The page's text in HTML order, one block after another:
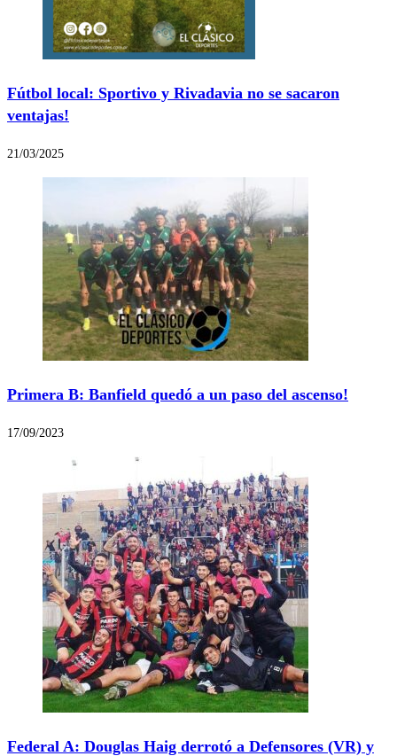
Fútbol local: Sportivo y Rivadavia no se sacaron
ventajas!
21/03/2025
Primera B: Banfield quedó a un paso del ascenso!
17/09/2023
Federal A: Douglas Haig derrotó a Defensores (VR) y